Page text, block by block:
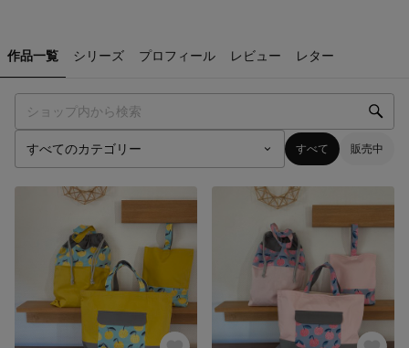
作品一覧 シリーズ プロフィール レビュー レター
すべて 販売中